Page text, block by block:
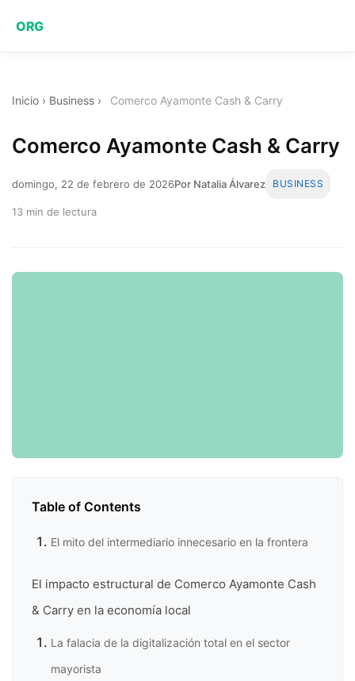
ORG
Inicio › Business › Comerco Ayamonte Cash & Carry
Comerco Ayamonte Cash & Carry
domingo, 22 de febrero de 2026Por Natalia Álvarez BUSINESS
13 min de lectura
Table of Contents
El mito del intermediario innecesario en la frontera
El impacto estructural de Comerco Ayamonte Cash
& Carry en la economía local
La falacia de la digitalización total en el sector
mayorista